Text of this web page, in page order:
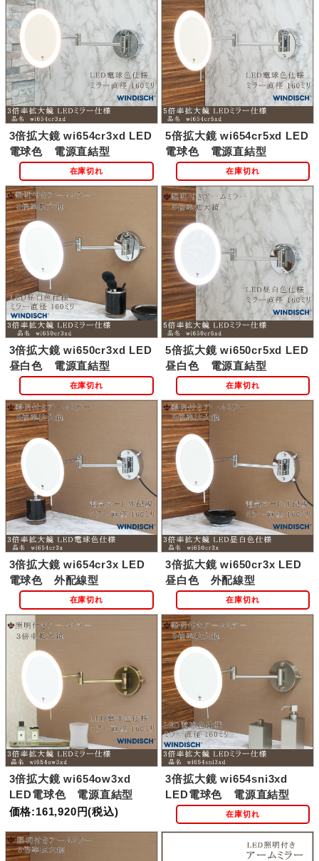
3倍拡大鏡 wi654cr3xd LED
電球色 電源直結型
在庫切れ
5倍拡大鏡 wi654cr5xd LED
電球色 電源直結型
在庫切れ
3倍拡大鏡 wi650cr3xd LED
昼白色 電源直結型
在庫切れ
5倍拡大鏡 wi650cr5xd LED
昼白色 電源直結型
在庫切れ
3倍拡大鏡 wi654cr3x LED
電球色 外配線型
在庫切れ
3倍拡大鏡 wi650cr3x LED
昼白色 外配線型
在庫切れ
3倍拡大鏡 wi654ow3xd
LED電球色 電源直結型
価格:161,920円(税込)
3倍拡大鏡 wi654sni3xd
LED電球色 電源直結型
在庫切れ